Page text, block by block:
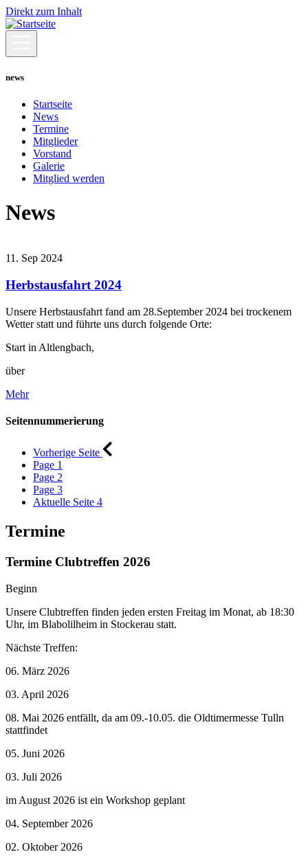
Direkt zum Inhalt
news
Startseite
News
Termine
Mitglieder
Vorstand
Galerie
Mitglied werden
News
11. Sep 2024
Herbstausfahrt 2024
Unsere Herbstausfahrt fand am 28.September 2024 bei trockenem
Wetter statt und führte uns durch folgende Orte:
Start in Altlengbach,
über
Mehr
Seitennummerierung
Vorherige Seite
Page 1
Page 2
Page 3
Aktuelle Seite 4
Termine
Termine Clubtreffen 2026
Beginn
Unsere Clubtreffen finden jeden ersten Freitag im Monat, ab 18:30
Uhr, im Blabolilheim in Stockerau statt.
Nächste Treffen:
06. März 2026
03. April 2026
08. Mai 2026 entfällt, da am 09.-10.05. die Oldtimermesse Tulln
stattfindet
05. Juni 2026
03. Juli 2026
im August 2026 ist ein Workshop geplant
04. September 2026
02. Oktober 2026